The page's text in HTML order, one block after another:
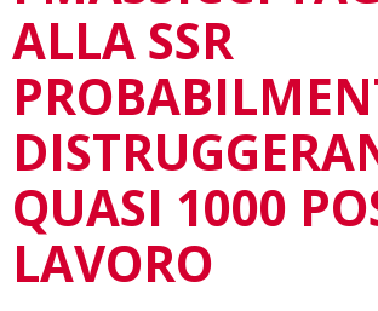
ALLA SSR
QUASI 1000
LAVORO